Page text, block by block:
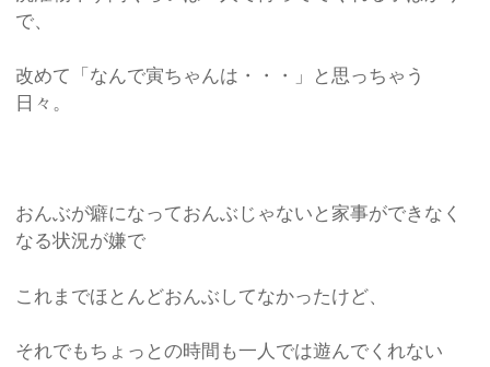
で、
改めて「なんで寅ちゃんは・・・」と思っちゃう
日々。
おんぶが癖になっておんぶじゃないと家事ができなく
なる状況が嫌で
これまでほとんどおんぶしてなかったけど、
それでもちょっとの時間も一人では遊んでくれない